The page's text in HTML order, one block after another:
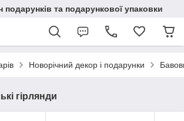
подарунків та подарункової упаковки
Новорічний декор і подарунки
гірлянди